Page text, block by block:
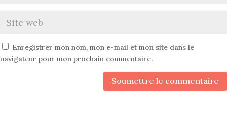
Enregistrer mon nom, mon e-mail et mon site dans le
navigateur pour mon prochain commentaire.
Soumettre le commentaire